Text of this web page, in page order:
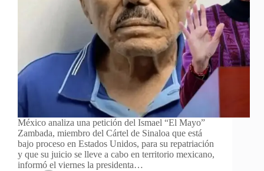
México analiza una petición del Ismael “El Mayo”
Zambada, miembro del Cártel de Sinaloa que está
bajo proceso en Estados Unidos, para su repatriación
y que su juicio se lleve a cabo en territorio mexicano,
informó el viernes la presidenta…